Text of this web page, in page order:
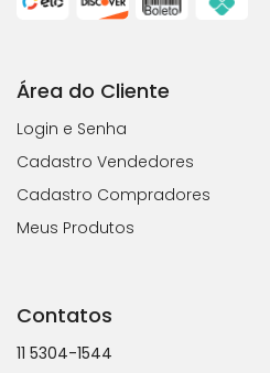
Área do Cliente
Login e Senha
Cadastro Vendedores
Cadastro Compradores
Meus Produtos
Contatos
11 5304-1544